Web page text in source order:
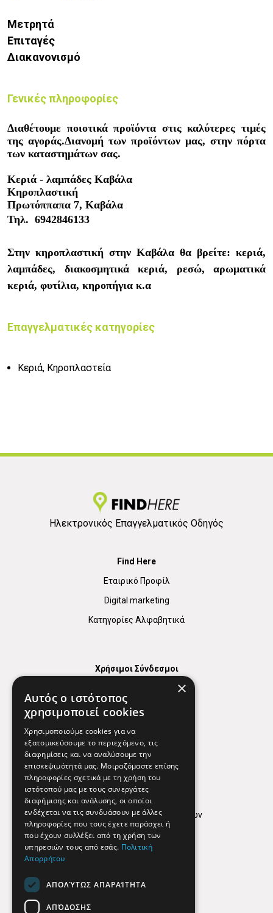
Μετρητά
Επιταγές
Διακανονισμό
Γενικές πληροφορίες
Διαθέτουμε ποιοτικά προϊόντα στις καλύτερες τιμές
της αγοράς.Διανομή των προϊόντων μας, στην πόρτα
των καταστημάτων σας.
Κεριά - λαμπάδες Καβάλα
Κηροπλαστική
Πρωτόππαπα 7, Καβάλα
Τηλ. 6942846133
Στην κηροπλαστική στην Καβάλα θα βρείτε: κεριά,
λαμπάδες, διακοσμητικά κεριά, ρεσώ, αρωματικά
κεριά, φυτίλια, κηροπήγια κ.α
Επαγγελματικές κατηγορίες
Κεριά, Κηροπλαστεία
Ηλεκτρονικός Επαγγελματικός Οδηγός
Find Here
Εταιρικό Προφίλ
Digital marketing
Κατηγορίες Αλφαβητικά
Χρήσιμοι Σύνδεσμοι
Χρήσιμα Τηλέφωνα
Εφημερεύοντα Φαρμακεία
Απόρρητο
Όροι Χρήσης
Πολιτική προστασίας δεδομένων
Findhere
Social Media
×
Αυτός ο ιστότοπος
χρησιμοποιεί cookies
Χρησιμοποιούμε cookies για να
εξατομικεύσουμε το περιεχόμενο, τις
διαφημίσεις και να αναλύσουμε την
επισκεψιμότητά μας. Μοιραζόμαστε επίσης
πληροφορίες σχετικά με τη χρήση του
ιστότοπού μας με τους συνεργάτες
διαφήμισης και ανάλυσης, οι οποίοι
ενδέχεται να τις συνδυάσουν με άλλες
πληροφορίες που τους έχετε παράσχει ή
που έχουν συλλέξει από τη χρήση των
υπηρεσιών τους από εσάς. Πολιτική
Απορρήτου
ΑΠΟΛΎΤΩΣ ΑΠΑΡΑΊΤΗΤΑ
ΑΠΌΔΟΣΗΣ